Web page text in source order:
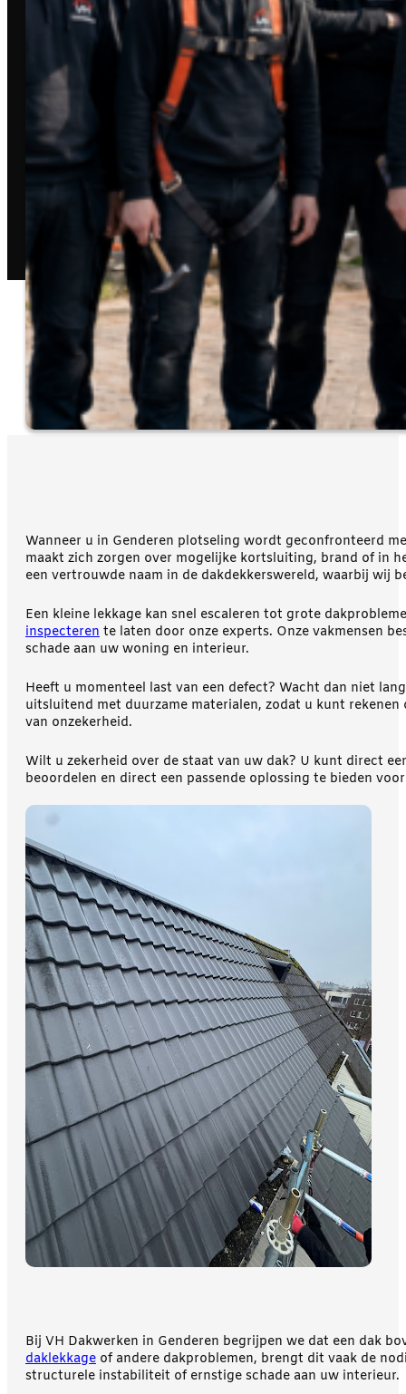
Wanneer u in Genderen plotseling wordt geconfronteerd
maakt zich zorgen over mogelijke kortsluiting, brand of in
een vertrouwde naam in de dakdekkerswereld, waarbij wij
Een kleine lekkage kan snel escaleren tot grote
inspecteren te laten door onze experts. Onze vakmensen
schade aan uw woning en interieur.
Heeft u momenteel last van een defect? Wacht dan niet
uitsluitend met duurzame materialen, zodat u kunt
van onzekerheid.
Wilt u zekerheid over de staat van uw dak? U kunt direct
beoordelen en direct een passende oplossing te bieden
Bij VH Dakwerken in Genderen begrijpen we dat een dak
daklekkage of andere dakproblemen, brengt dit vaak de
structurele instabiliteit of ernstige schade aan uw interieur.